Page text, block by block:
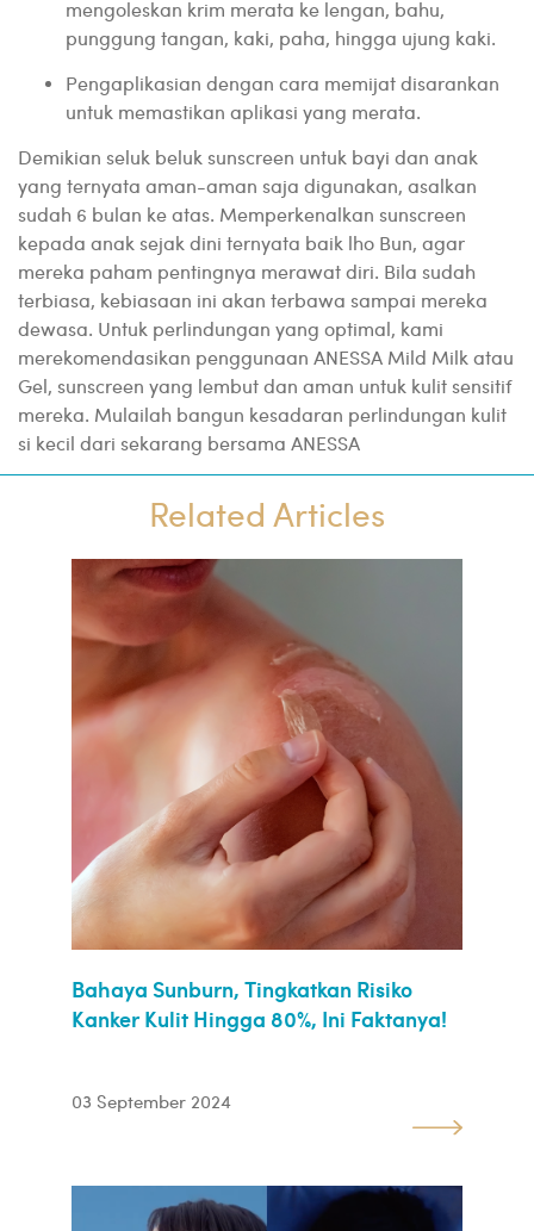
mengoleskan krim merata ke lengan, bahu,
punggung tangan, kaki, paha, hingga ujung kaki.
Pengaplikasian dengan cara memijat disarankan
untuk memastikan aplikasi yang merata.
Demikian seluk beluk sunscreen untuk bayi dan anak
yang ternyata aman-aman saja digunakan, asalkan
sudah 6 bulan ke atas. Memperkenalkan sunscreen
kepada anak sejak dini ternyata baik lho Bun, agar
mereka paham pentingnya merawat diri. Bila sudah
terbiasa, kebiasaan ini akan terbawa sampai mereka
dewasa. Untuk perlindungan yang optimal, kami
merekomendasikan penggunaan ANESSA Mild Milk atau
Gel, sunscreen yang lembut dan aman untuk kulit sensitif
mereka. Mulailah bangun kesadaran perlindungan kulit
si kecil dari sekarang bersama ANESSA
Related Articles
Bahaya Sunburn, Tingkatkan Risiko
Kanker Kulit Hingga 80%, Ini Faktanya!
03 September 2024